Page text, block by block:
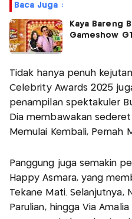
Baca Juga :
Kaya Bareng
Gameshow
Tidak hanya penuh
Celebrity Awards 2025
penampilan spektakuler
Dia membawakan
Memulai Kembali, Pernah
Panggung juga semakin
Happy Asmara, yang
Tekane Mati. Selanjutnya,
Parulian, hingga Via